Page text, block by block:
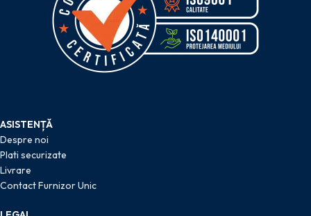
ASISTENȚĂ
Despre noi
Plati securizate
Livrare
Contact Furnizor Unic